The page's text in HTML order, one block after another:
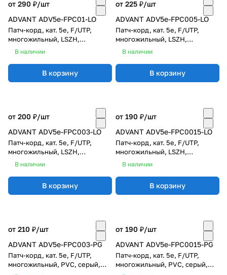
от 290 ₽/шт
ADVANT ADV5e-FPC01-LO
Патч-корд, кат. 5e, F/UTP,
многожильный, LSZH,
оранжевый, длина: 1 м
В наличии
В корзину
от 225 ₽/шт
ADVANT ADV5e-FPC005-LO
Патч-корд, кат. 5e, F/UTP,
многожильный, LSZH,
оранжевый, длина: 0,5 м
В наличии
В корзину
от 200 ₽/шт
ADVANT ADV5e-FPC003-LO
Патч-корд, кат. 5e, F/UTP,
многожильный, LSZH,
оранжевый, длина: 0,3 м
В наличии
В корзину
от 190 ₽/шт
ADVANT ADV5e-FPC0015-LO
Патч-корд, кат. 5e, F/UTP,
многожильный, LSZH,
оранжевый, длина: 0,15 м
В наличии
В корзину
от 210 ₽/шт
ADVANT ADV5e-FPC003-PG
Патч-корд, кат. 5e, F/UTP,
многожильный, PVC, серый,
от 190 ₽/шт
ADVANT ADV5e-FPC0015-PG
Патч-корд, кат. 5e, F/UTP,
многожильный, PVC, серый,